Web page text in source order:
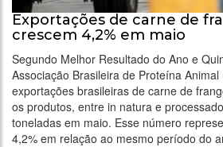
Exportações de carne de
crescem 4,2% em maio
Segundo Melhor Resultado do Ano e
Associação Brasileira de Proteína
exportações brasileiras de carne de
os produtos, entre in natura e
toneladas em maio. Esse número
4,2% em relação ao mesmo período do